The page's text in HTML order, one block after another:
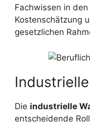
Fachwissen in
Kostenschätzung
gesetzlichen
Die industrielle
entscheidende